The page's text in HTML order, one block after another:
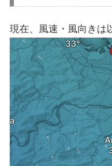
現在、風速・風向きは